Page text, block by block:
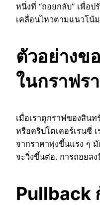
หนึ่งที่ “ถอยกลับ” เพื่อ
เคลื่อนไหวตามแนวโน้
ตัวอย่างข
ในกราฟร
เมื่อเราดูกราฟของสิน
หรือคริปโตเคอร์เรนซี่
จากราคาพุ่งขึ้นแรง ๆ
จะวิ่งขึ้นต่อ. การถอยลง
Pullback